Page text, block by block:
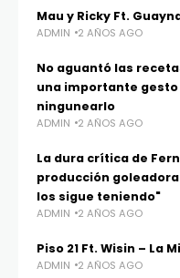
Mau y Ricky Ft.
ADMIN 2 AÑOS AGO
No aguantó las
una importante gesto
ningunearlo
ADMIN 2 AÑOS AGO
La dura crítica de
producción
los sigue teniendo"
ADMIN 2 AÑOS AGO
Piso 21 Ft. Wisin – La
ADMIN 2 AÑOS AGO